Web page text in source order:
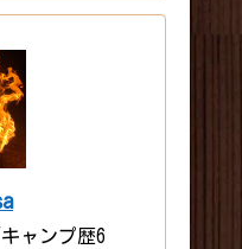
ャンプ歴6